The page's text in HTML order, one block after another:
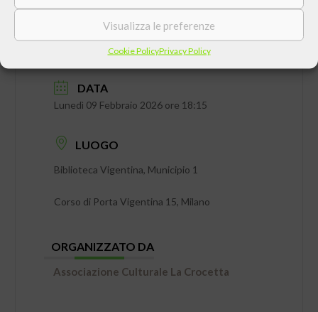
Visualizza le preferenze
Cookie PolicyPrivacy Policy
DATA
Lunedì 09 Febbraio 2026 ore 18:15
LUOGO
Biblioteca Vigentina, Municipio 1
Corso di Porta Vigentina 15, Milano
ORGANIZZATO DA
Associazione Culturale La Crocetta